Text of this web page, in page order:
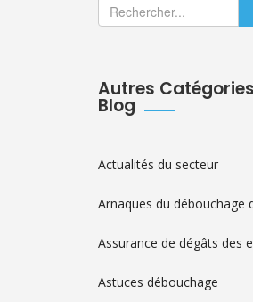
Autres
Blog
Actualités du secteur
Arnaques du débouchage
Assurance de dégâts des
Astuces débouchage